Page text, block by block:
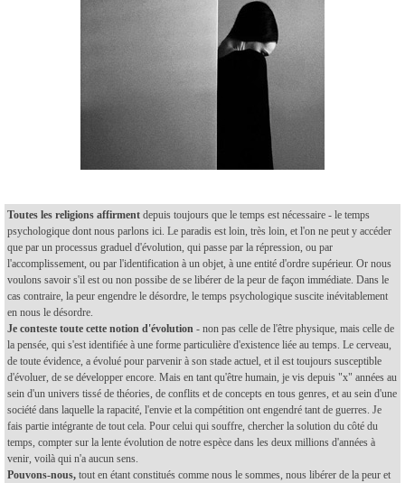
Toutes les religions affirment depuis toujours que le temps est nécessaire - le temps
psychologique dont nous parlons ici. Le paradis est loin, très loin, et l'on ne peut y accéder
que par un processus graduel d'évolution, qui passe par la répression, ou par
l'accomplissement, ou par l'identification à un objet, à une entité d'ordre supérieur. Or nous
voulons savoir s'il est ou non possibe de se libérer de la peur de façon immédiate. Dans le
cas contraire, la peur engendre le désordre, le temps psychologique suscite inévitablement
en nous le désordre.
Je conteste toute cette notion d'évolution - non pas celle de l'être physique, mais celle de
la pensée, qui s'est identifiée à une forme particulière d'existence liée au temps. Le cerveau,
de toute évidence, a évolué pour parvenir à son stade actuel, et il est toujours susceptible
d'évoluer, de se développer encore. Mais en tant qu'être humain, je vis depuis "x" années au
sein d'un univers tissé de théories, de conflits et de concepts en tous genres, et au sein d'une
société dans laquelle la rapacité, l'envie et la compétition ont engendré tant de guerres. Je
fais partie intégrante de tout cela. Pour celui qui souffre, chercher la solution du côté du
temps, compter sur la lente évolution de notre espèce dans les deux millions d'années à
venir, voilà qui n'a aucun sens.
Pouvons-nous, tout en étant constitués comme nous le sommes, nous libérer de la peur et